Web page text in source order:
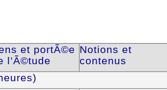
et portÃ©e
l’Ã©tude
Notions et
contenus